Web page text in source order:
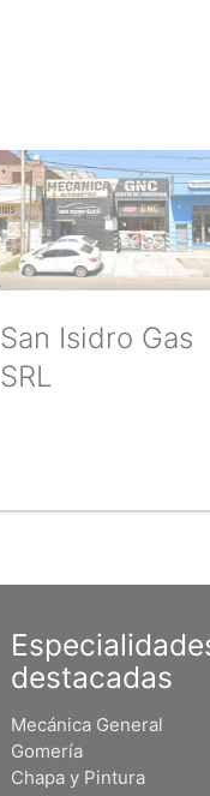
San Isidro Gas
SRL
destacadas
Mecánica General
Gomería
Chapa y Pintura